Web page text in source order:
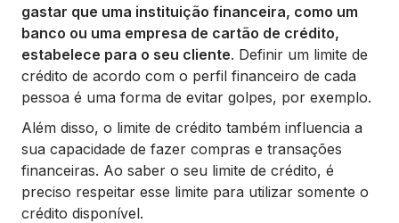
gastar que uma instituição financeira, como um
banco ou uma empresa de cartão de crédito,
estabelece para o seu cliente. Definir um limite de
crédito de acordo com o perfil financeiro de cada
pessoa é uma forma de evitar golpes, por exemplo.
Além disso, o limite de crédito também influencia a
sua capacidade de fazer compras e transações
financeiras. Ao saber o seu limite de crédito, é
preciso respeitar esse limite para utilizar somente o
crédito disponível.